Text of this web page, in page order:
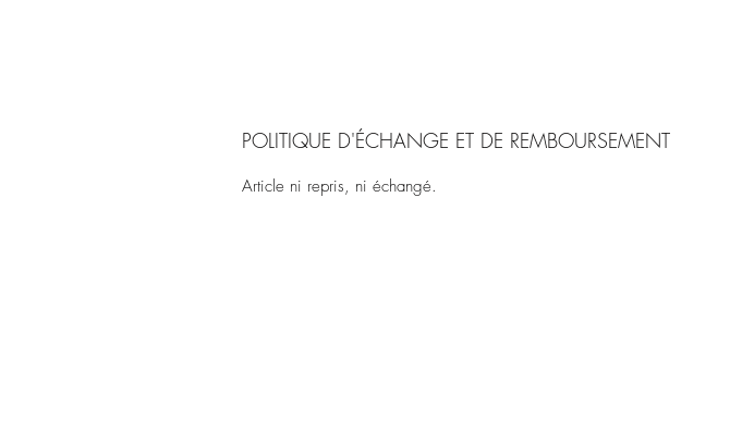
POLITIQUE D'ÉCHANGE ET DE REMBOURSEMENT
Article ni repris, ni échangé.